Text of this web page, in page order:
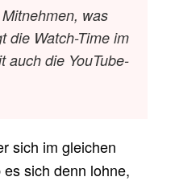
Mitnehmen, was
die Watch-Time im
auch die YouTube-
sich im gleichen
sich denn lohne,